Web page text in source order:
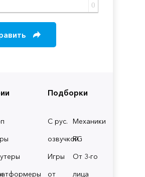
Подборки
С рус.
озвучкой
Механики
RG
Игры
от
От 3-го
лица
0